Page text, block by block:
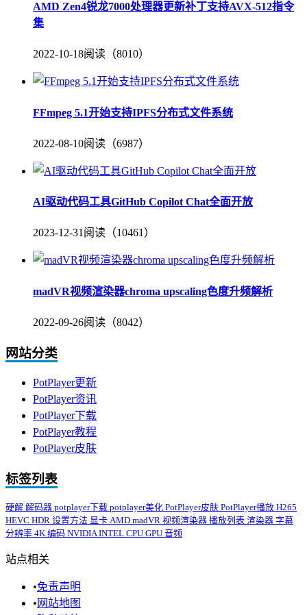
AMD Zen4锐龙7000处理器更新补丁支持AVX-512指令
集
2022-10-18阅读（8010）
FFmpeg 5.1开始支持IPFS分布式文件系统
2022-08-10阅读（6987）
AI驱动代码工具GitHub Copilot Chat全面开放
2023-12-31 阅读（10461）
madVR视频渲染器chroma upscaling色度升频解析
2022-09-26阅读（8042）
网站分类
PotPlayer更新
PotPlayer资讯
PotPlayer下载
PotPlayer教程
PotPlayer皮肤
标签列表
硬解 解码器 potplayer下载 potplayer美化 PotPlayer皮肤 PotPlayer播放 H265
HEVC HDR 设置方法 显卡 AMD madVR 视频渲染器 播放列表 渲染器 字幕
分辨率 4K 编码 NVIDIA INTEL CPU GPU 音频
站点相关
•免责声明
• 网站地图